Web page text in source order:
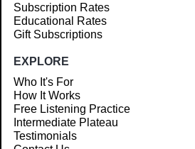
Subscription Rates
Educational Rates
Gift Subscriptions
EXPLORE
Who It's For
How It Works
Free Listening Practice
Intermediate Plateau
Testimonials